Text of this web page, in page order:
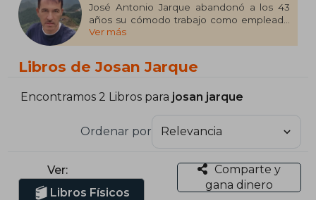
José Antonio Jarque abandonó a los 43
años su cómodo trabajo como empleado
de banca para «vivir de las rentas» de sus
inversiones en bolsa. Y así sigue, viajando
conseguir la independencia financiera a
del grupo Objetivo 2035 y de las charlas y
Ver más
Libros de Josan Jarque
Encontramos 2 Libros para josan jarque
Ordenar por
Ver:
Libros Físicos
Comparte y
gana dinero